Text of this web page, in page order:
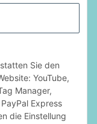
Sie den
YouTube,
Manager,
Express
die Einstellung